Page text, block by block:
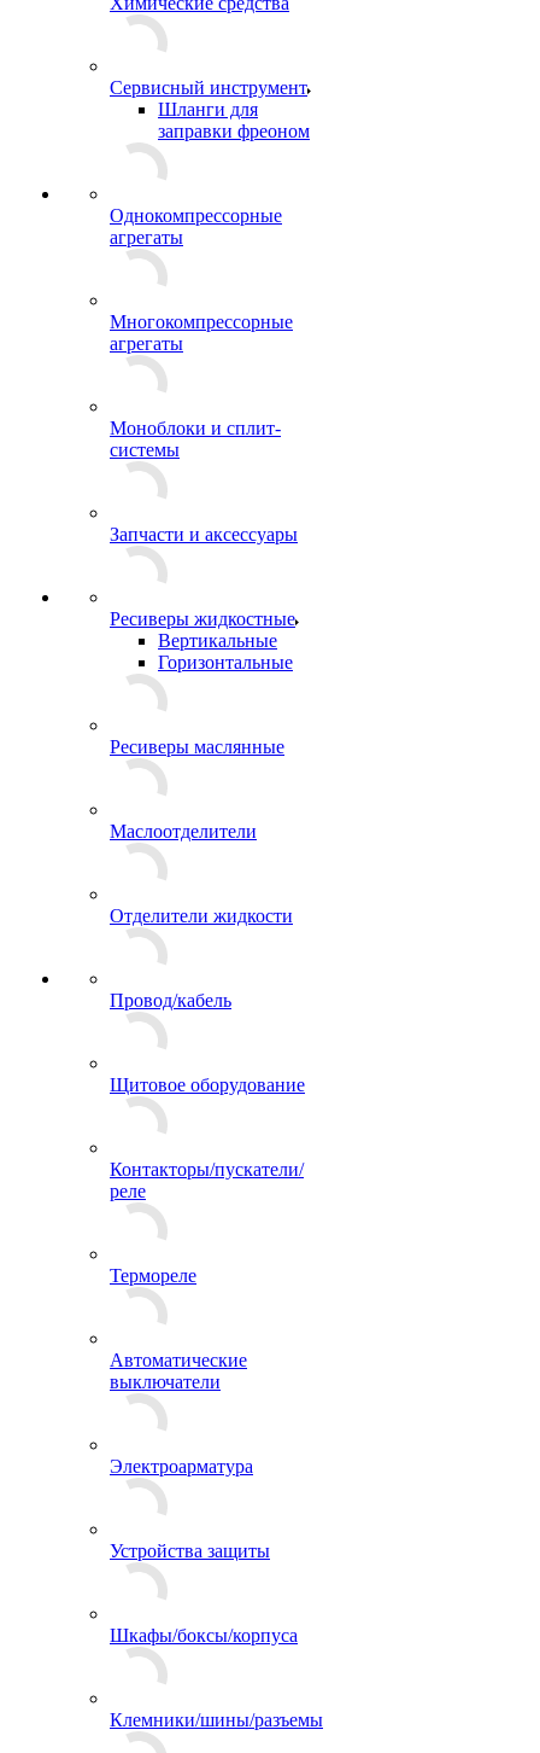
Сервисный инструмент
Шланги для
заправки фреоном
Однокомпрессорные
агрегаты
Многокомпрессорные
агрегаты
Моноблоки и сплит-
системы
Запчасти и аксессуары
Ресиверы жидкостные
Вертикальные
Горизонтальные
Ресиверы маслянные
Маслоотделители
Отделители жидкости
Провод/кабель
Щитовое оборудование
Контакторы/пускатели/
реле
Термореле
Автоматические
выключатели
Электроарматура
Устройства защиты
Шкафы/боксы/корпуса
Клемники/шины/разъемы